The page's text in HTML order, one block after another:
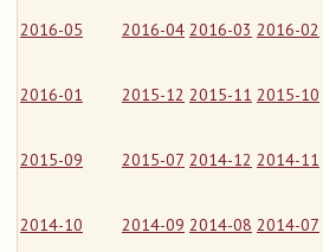
2016-05 2016-04 2016-03 2016-02
2016-01 2015-12 2015-11 2015-10
2015-09 2015-07 2014-12 2014-11
2014-10 2014-09 2014-08 2014-07